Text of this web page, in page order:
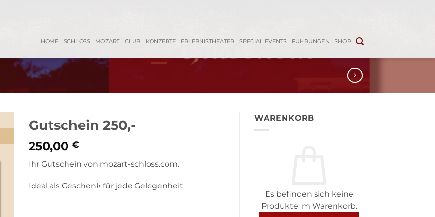
HOME SCHLOSS MOZART CLUB KONZERTE ERLEBNISTHEATER SPECIAL EVENTS FÜHRUNGEN SHOP
Gutschein 250,-
250,00 €
Ihr Gutschein von mozart-schloss.com.
Ideal als Geschenk für jede Gelegenheit.
WARENKORB
Es befinden sich keine
Produkte im Warenkorb.